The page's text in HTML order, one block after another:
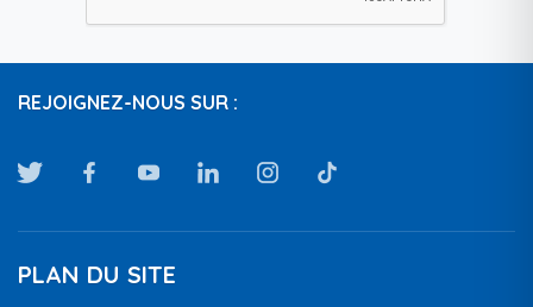
REJOIGNEZ-NOUS SUR :
PLAN DU SITE